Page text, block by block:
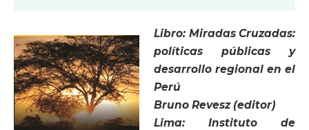
Libro: Miradas Cruzadas:
políticas públicas y
desarrollo regional en el
Perú
Bruno Revesz (editor)
Lima: Instituto de